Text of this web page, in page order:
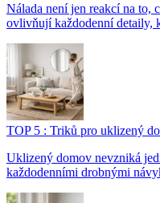
Nálada není jen reakcí na to,
ovlivňují každodenní detaily,
TOP 5 : Triků pro uklizený
Uklizený domov nevzniká
každodenními drobnými